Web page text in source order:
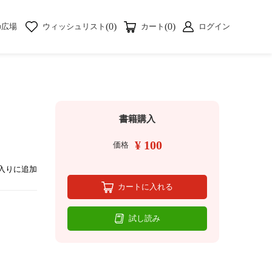
場 ウィッシュリスト (0) カート (0) ログイン
りに追加
書籍購入
価格 ¥ 100
カートに入れる
試し読み